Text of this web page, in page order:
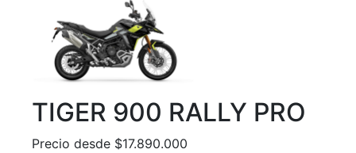
TIGER 900 RALLY PRO
Precio desde $17.890.000